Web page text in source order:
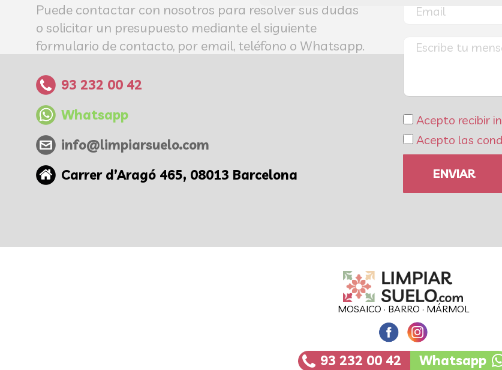
Puede contactar con nosotros para resolver sus dudas
o solicitar un presupuesto mediante el siguiente
formulario de contacto, por email, teléfono o Whatsapp.
93 232 00 42
Whatsapp
info@limpiarsuelo.com
Carrer d’Aragó 465, 08013 Barcelona
Acepto recibir
Acepto las
ENVIAR
MOSAICO · BARRO · MÁRMOL
93 232 00 42 Whatsapp